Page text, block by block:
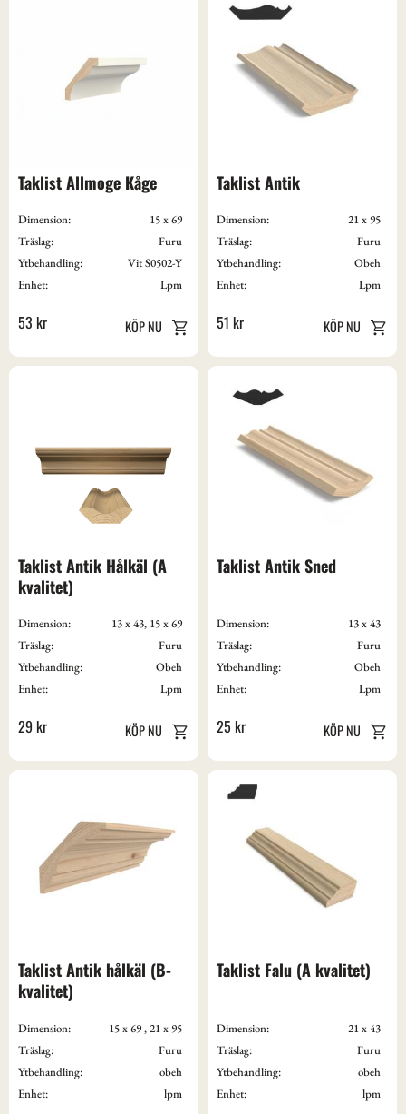
Taklist Allmoge Kåge
53 kr
Dimension:
15 x 69
Träslag:
Furu
Ytbehandling:
Vit S0502-Y
Enhet:
Lpm
Taklist Antik
51 kr
Dimension:
21 x 95
Träslag:
Furu
Ytbehandling:
Obeh
Enhet:
Lpm
Taklist Antik Hålkäl (A
kvalitet)
29kr
Dimension:
13 x 43, 15 x 69
Träslag:
Furu
Ytbehandling:
Obeh
Enhet:
Lpm
Taklist Antik Sned
25 kr
Dimension:
13 x 43
Träslag:
Furu
Ytbehandling:
Obeh
Enhet:
Lpm
Taklist Antik hålkäl (B-
kvalitet)
Dimension:
15 x 69 , 21 x 95
Träslag:
Furu
Ytbehandling:
obeh
Enhet:
lpm
Taklist Falu (A kvalitet)
Dimension:
21 x 43
Träslag:
Furu
Ytbehandling:
obeh
Enhet:
lpm